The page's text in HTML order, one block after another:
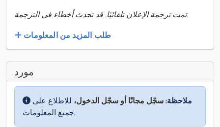
تمت ترجمة الإعلان تلقائيًا. قد تحدث أخطاء في الترجمة.
طلب المزيد من المعلومات
مورد
ملاحظة: سجّل مجانًا أو سجّل الدخول، للاطلاع على
جميع المعلومات.